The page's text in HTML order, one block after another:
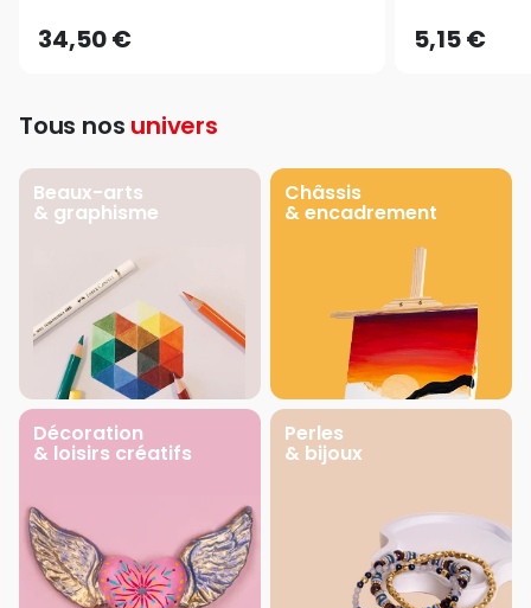
34,50 € 5,15 €
Tous nos univers
Beaux-arts
& graphisme
Châssis
& encadrement
Décoration
& loisirs créatifs
Perles
& bijoux